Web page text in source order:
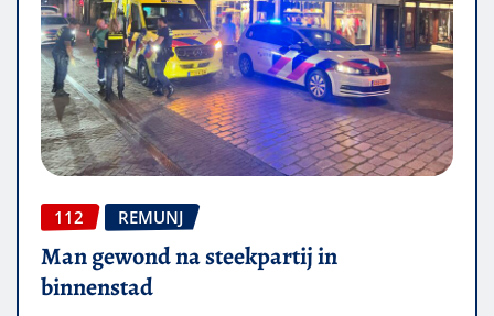
112 REMUNJ
Man gewond na steekpartij in
binnenstad